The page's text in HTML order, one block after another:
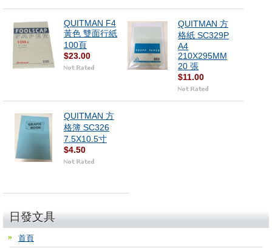
QUITMAN F4
黃色 雙面行紙
100頁
$23.00
QUITMAN 方
格紙 SC329P
A4
210X295MM
20 張
$11.00
QUITMAN 方
格簿 SC326
7.5X10.5寸
$4.50
日發文具
首頁